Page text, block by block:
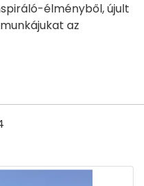
élményből, újult
az